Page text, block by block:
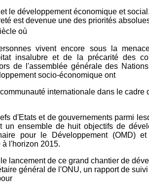
le développement économique et
est devenue une des priorités
où
vivent encore sous la
insalubre et de la précarité des
de l'assemblée générale des
socio-économique ont
internationale dans le cadre
d'Etats et de gouvernements parmi
un ensemble de huit objectifs de
pour le Développement (OMD)
à l'horizon 2015.
lancement de ce grand chantier de
général de l'ONU, un rapport de